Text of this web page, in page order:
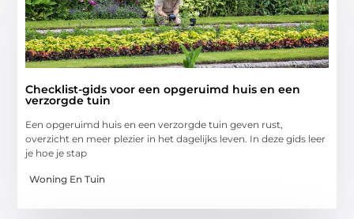
Checklist-gids voor een opgeruimd huis en een
verzorgde tuin
Een opgeruimd huis en een verzorgde tuin geven rust,
overzicht en meer plezier in het dagelijks leven. In deze gids leer
je hoe je stap
Woning En Tuin